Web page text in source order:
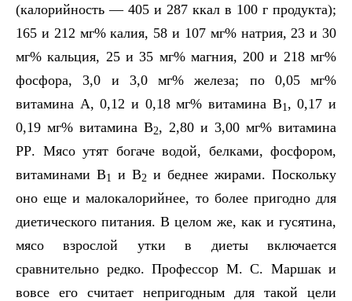
(калорийность — 405 и 287 ккал в 100 г продукта);
165 и 212 мг% калия, 58 и 107 мг% натрия, 23 и 30
мг% кальция, 25 и 35 мг% магния, 200 и 218 мг%
фосфора, 3,0 и 3,0 мг% железа; по 0,05 мг%
витамина А, 0,12 и 0,18 мг% витамина В1, 0,17 и
0,19 мг% витамина В2, 2,80 и 3,00 мг% витамина
PP. Мясо утят богаче водой, белками, фосфором,
витаминами В1 и В2 и беднее жирами. Поскольку
оно еще и малокалорийнее, то более пригодно для
диетического питания. В целом же, как и гусятина,
мясо взрослой утки в диеты включается
сравнительно редко. Профессор М. С. Маршак и
вовсе его считает непригодным для такой цели